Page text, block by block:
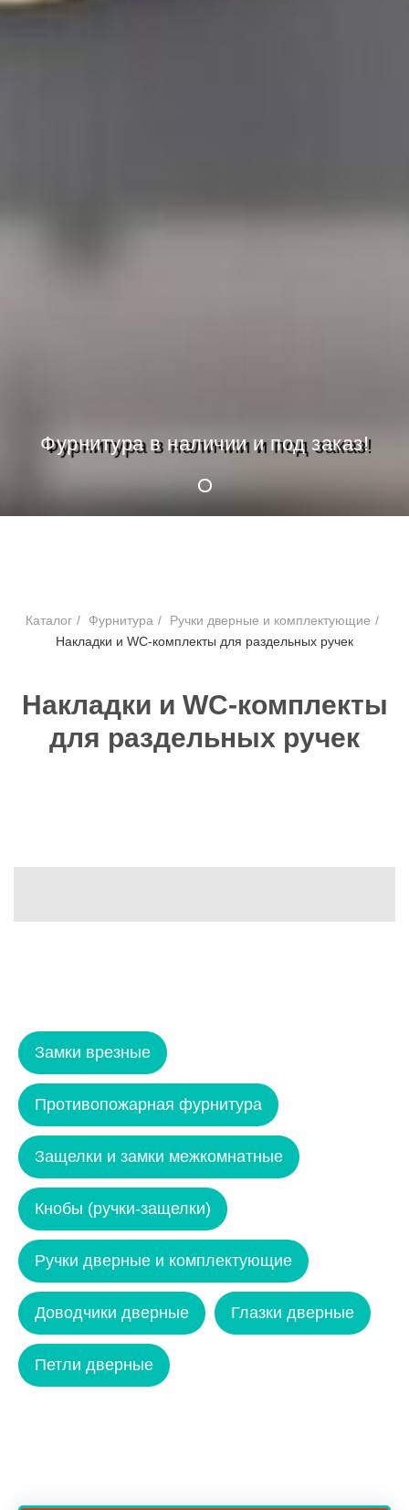
Фурнитура в наличии и под заказ!
Каталог / Фурнитура / Ручки дверные и комплектующие /
Накладки и WC-комплекты для раздельных ручек
Накладки и WC-комплекты
для раздельных ручек
Замки врезные
Противопожарная фурнитура
Защелки и замки межкомнатные
Кнобы (ручки-защелки)
Ручки дверные и комплектующие
Доводчики дверные Глазки дверные
Петли дверные